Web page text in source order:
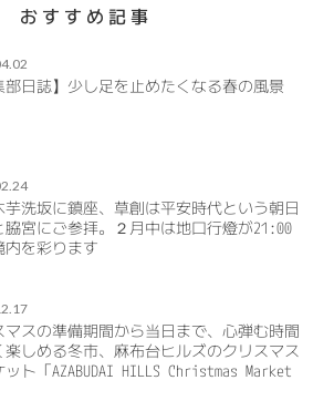
おすすめ記事
部日誌】少し足を止めたくなる春の風景
芋洗坂に鎮座、草創は平安時代という朝日
脇宮にご参拝。２月中は地口行燈が21:00
内を彩ります
マスの準備期間から当日まで、心弾む時間
楽しめる冬市、麻布台ヒルズのクリスマス
ット「AZABUDAI HILLS Christmas Market